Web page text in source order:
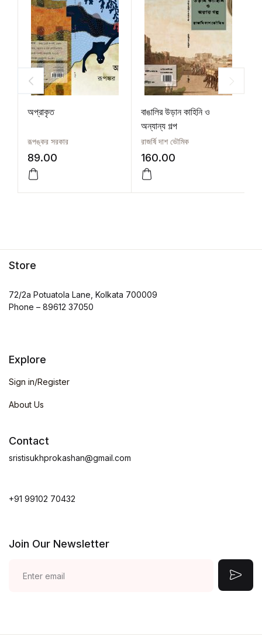
অপ্রাকৃত
রূপঙ্কর সরকার
89.00
বাঙালির উড়ান কাহিনি ও
অন্যান্য গল্প
রাজর্ষি দাশ ভৌমিক
160.00
Store
72/2a Potuatola Lane, Kolkata 700009
Phone – 89612 37050
Explore
Sign in/Register
About Us
Contact
sristisukhprokashan@gmail.com
+91 99102 70432
Join Our Newsletter